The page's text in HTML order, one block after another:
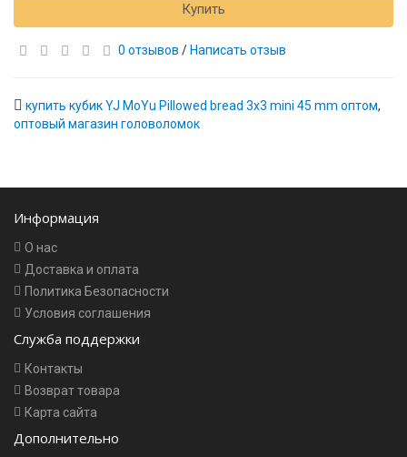
Купить
0 отзывов / Написать отзыв
купить кубик YJ MoYu Pillowed bread 3x3 mini 45 mm оптом,
оптовый магазин головоломок
Информация
О нас
Доставка и оплата
Политика Безопасности
Условия соглашения
Служба поддержки
Контакты
Возврат товара
Карта сайта
Дополнительно